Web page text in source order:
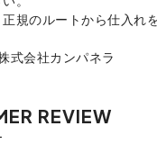
規のルートから仕入れ
式会社カンパネラ